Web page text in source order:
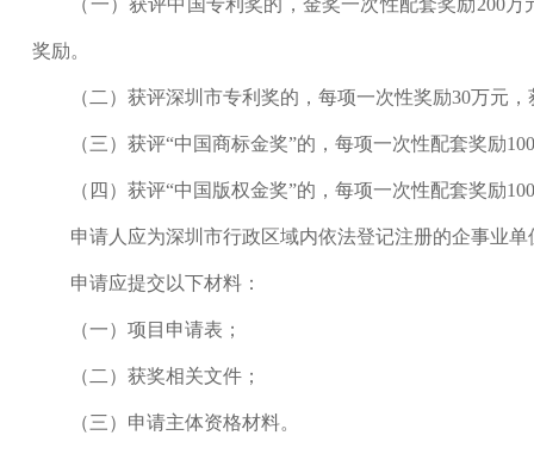
（一）获评中国专利奖的，金奖一次性配套奖励200万
奖励。
（二）获评深圳市专利奖的，每项一次性奖励30万元，
（三）获评“中国商标金奖”的，每项一次性配套奖励
（四）获评“中国版权金奖”的，每项一次性配套奖励
申请人应为深圳市行政区域内依法登记注册的企事业单
申请应提交以下材料：
（一）项目申请表；
（二）获奖相关文件；
（三）申请主体资格材料。